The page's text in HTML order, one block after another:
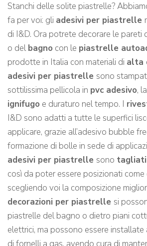
Stanchi delle solite piastrelle?
fa per voi: gli adesivi per piastrelle
di I&D. Ora potrete decorare le pareti
o delbagno con le piastrelle
prodotte in Italia con materiali di alta
adesivi per piastrelle sono
sottilissima pellicola in pvc adesivo,
ignifugo e duraturo nel tempo. I
I&D sono adatti a tutte le superfici
applicare, grazie all’adesivo bubble
formazione di bolle in sede di
adesivi per piastrelle sono
così da poter essere posizionati
scegliendo voi la composizione
decorazioni per piastrelle si
piastrelle del bagno o dietro piani
elettrici, ma possono essere installate